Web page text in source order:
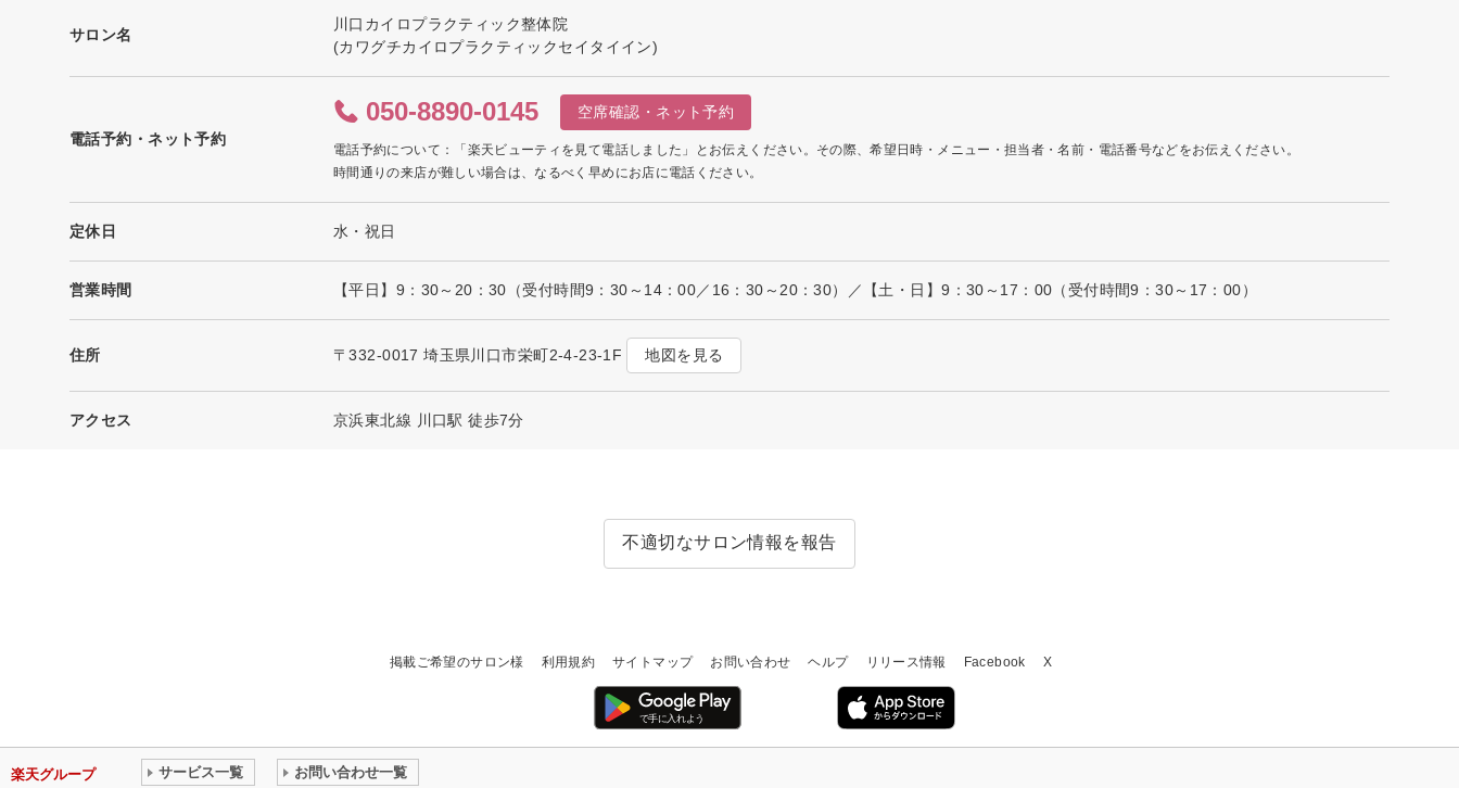
サロン名
川口カイロプラクティック整体院
(カワグチカイロプラクティックセイタイイン)
電話予約・ネット予約
050-8890-0145 空席確認・ネット予約
電話予約について：「楽天ビューティを見て電話しました」とお伝えください。その際、希望日時・メニュー・担当者・名前・電話番号などをお伝えください。
時間通りの来店が難しい場合は、なるべく早めにお店に電話ください。
定休日 水・祝日
営業時間 【平日】9：30～20：30（受付時間9：30～14：00／16：30～20：30）／【土・日】9：30～17：00（受付時間9：30～17：00）
住所 〒332-0017 埼玉県川口市栄町2-4-23-1F 地図を見る
アクセス 京浜東北線 川口駅 徒歩7分
不適切なサロン情報を報告
掲載ご希望のサロン様 利用規約 サイトマップ お問い合わせ ヘルプ リリース情報 Facebook X
楽天グループ サービス一覧 お問い合わせ一覧